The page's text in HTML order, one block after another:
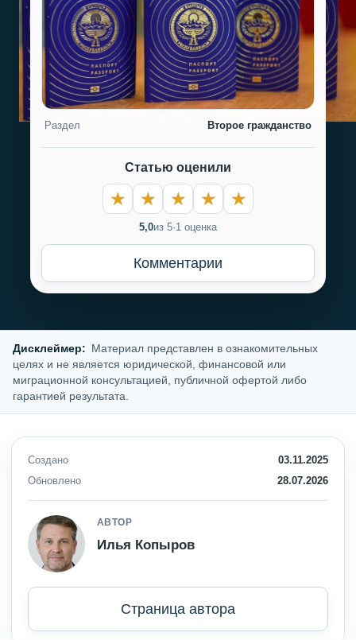
Раздел Второе гражданство
Статью оценили
5,0из 5·1 оценка
Комментарии
Дисклеймер: Материал представлен в ознакомительных
целях и не является юридической, финансовой или
миграционной консультацией, публичной офертой либо
гарантией результата.
Создано
03.11.2025
Обновлено
28.07.2026
АВТОР
Илья Копыров
Страница автора